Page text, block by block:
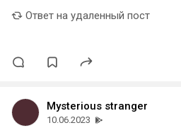
Ответ на удаленный пост
Mysterious stranger
10.06.2023